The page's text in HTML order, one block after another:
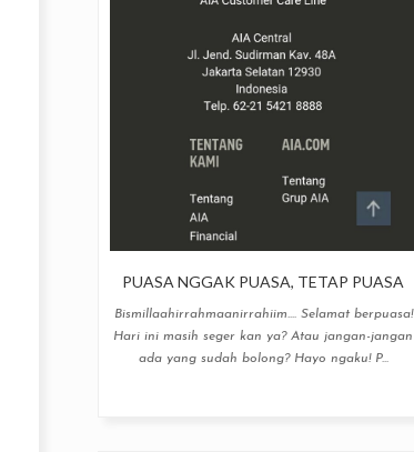
PUASA NGGAK PUASA, TETAP PUASA
Bismillaahirrahmaanirrahiim.... Selamat berpuasa!
Hari ini masih seger kan ya? Atau jangan-jangan
ada yang sudah bolong? Hayo ngaku! P...